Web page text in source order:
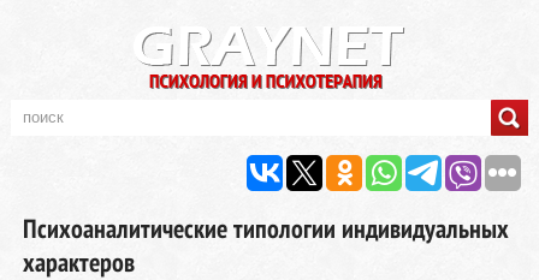
Психоаналитические типологии индивидуальных
характеров